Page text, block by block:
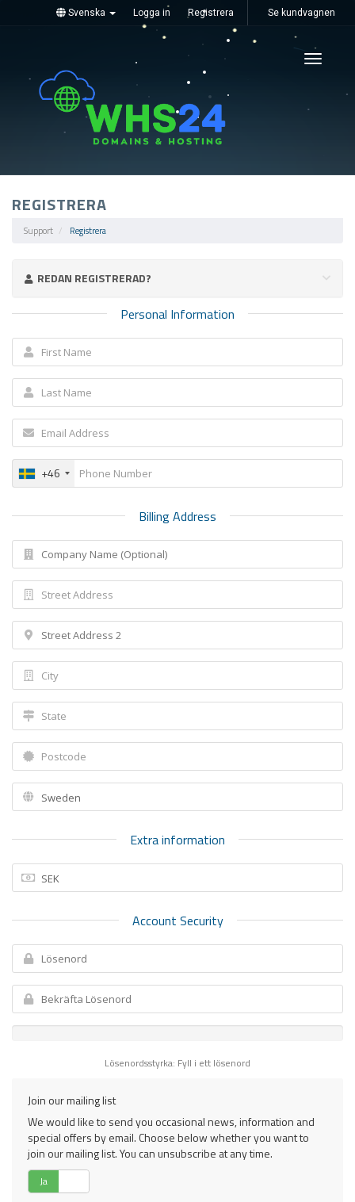
Svenska Logga in Registrera Se kundvagnen
Toggle
REGISTRERA
Support Registrera
REDAN REGISTRERAD?
Personal Information
+46
Billing Address
Extra information
Account Security
Lösenordsstyrka: Fyll i ett lösenord
Join our mailing list
We would like to send you occasional news, information and
special offers by email. Choose below whether you want to
join our mailing list. You can unsubscribe at any time.
Ja